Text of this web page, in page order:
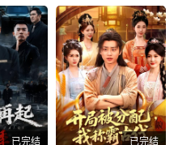
已完结 已完结